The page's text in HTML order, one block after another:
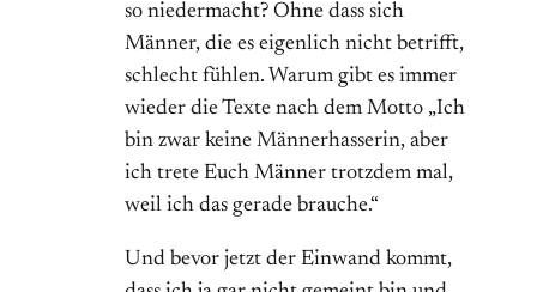
so niedermacht? Ohne dass sich
Männer, die es eigenlich nicht betrifft,
schlecht fühlen. Warum gibt es immer
wieder die Texte nach dem Motto „Ich
bin zwar keine Männerhasserin, aber
ich trete Euch Männer trotzdem mal,
weil ich das gerade brauche.“
Und bevor jetzt der Einwand kommt,